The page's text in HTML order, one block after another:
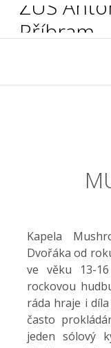
ZUŠ
Příbram
Kapela
Dvořáka od
ve věku 13-
rockovou
ráda hraje i
často
jeden sólový